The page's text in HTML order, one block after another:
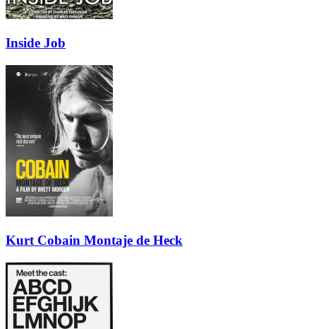
Inside Job
Kurt Cobain Montaje de Heck